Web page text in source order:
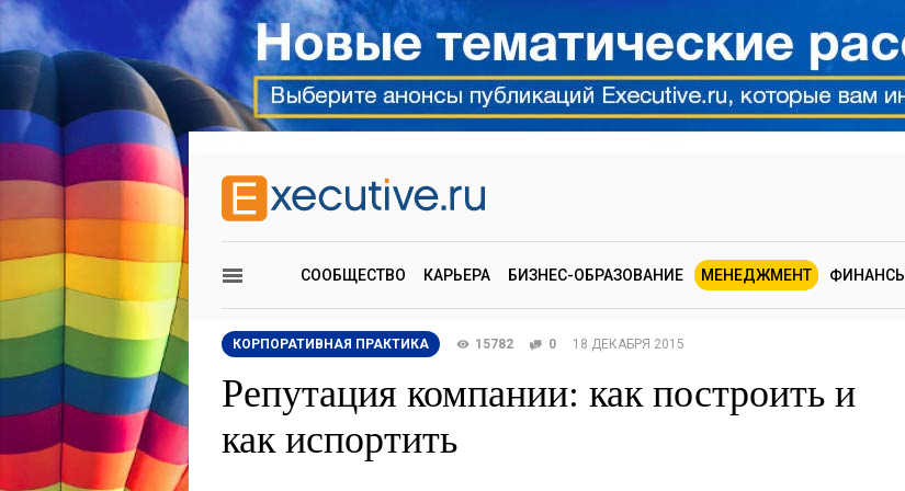
СООБЩЕСТВО КАРЬЕРА БИЗНЕС-ОБРАЗОВАНИЕ МЕНЕДЖМЕНТ ФИНАНСЫ
КОРПОРАТИВНАЯ ПРАКТИКА 15782 0 18 ДЕКАБРЯ 2015
Репутация компании: как построить и
как испортить